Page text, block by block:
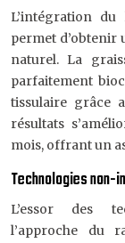
L’intégration
permet
naturel. La
parfaitement
tissulaire grâce
résultats
mois, offrant un
Technologies
L’essor des
l’approche du